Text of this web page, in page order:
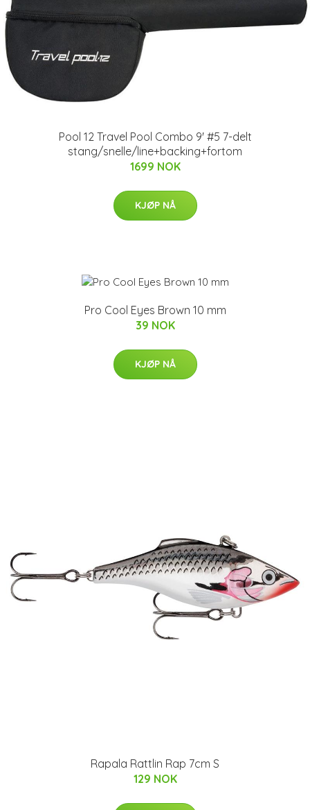
Pool 12 Travel Pool Combo 9' #5 7-delt
stang/snelle/line+backing+fortom
1699 NOK
KJØP NÅ
Pro Cool Eyes Brown 10 mm
39 NOK
KJØP NÅ
Rapala Rattlin Rap 7cm S
129 NOK